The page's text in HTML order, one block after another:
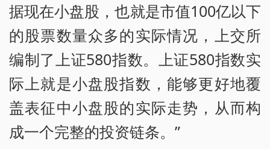
据现在小盘股，也就是市值100亿以下
的股票数量众多的实际情况，上交所
编制了上证580指数。上证580指数实
际上就是小盘股指数，能够更好地覆
盖表征中小盘股的实际走势，从而构
成一个完整的投资链条。”